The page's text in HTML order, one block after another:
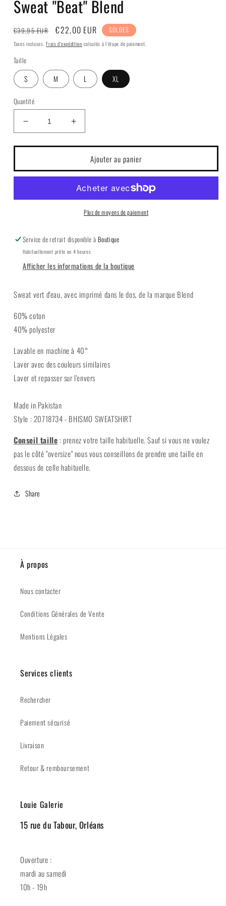
Sweat "Beat" Blend
Prix
habituel
€39,95 EUR
Prix
soldé
€22,00 EUR SOLDES
Taxes incluses.Frais d'expédition calculés à l'étape de paiement.
Taille
S M L XL
Quantité
Réduire
la
quantité
Sweat
&quot;Beat&quot;
Augmenter
la
quantité
Sweat
&quot;Beat&quot;
Blend
Ajouter au panier
Plus de moyens de paiement
Service de retrait disponible à Boutique
Habituellement prête en 4 heures
Afficher les informations de la boutique
Sweat vert d'eau, avec imprimé dans le dos, de la marque Blend
60% coton
40% polyester
Lavable en machine à 40°
Laver avec des couleurs similaires
Laver et repasser sur l'envers
Made in Pakistan
Style : 20718734 - BHISMO SWEATSHIRT
Conseil taille :prenez votre taille habituelle. Sauf si vous ne voulez
pas le côté "oversize" nous vous conseillons de prendre une taille en
dessous de celle habituelle.
Share
À propos
Nous contacter
Conditions Générales de Vente
Mentions Légales
Services clients
Rechercher
Paiement sécurisé
Livraison
Retour & remboursement
Louie Galerie
15 rue du Tabour, Orléans
Ouverture :
mardi au samedi
10h - 19h